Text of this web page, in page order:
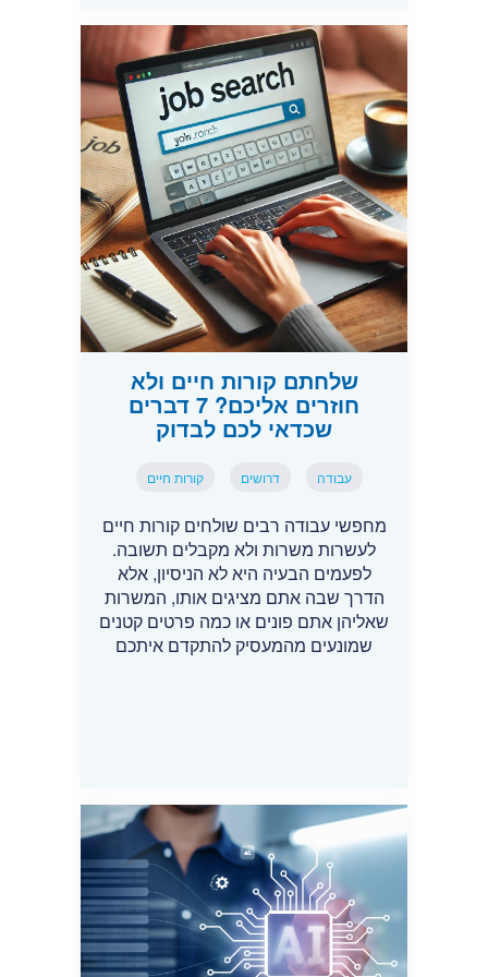
שלחתם קורות חיים ולא
חוזרים אליכם? 7 דברים
שכדאי לכם לבדוק
עבודה דרושים קורות חיים
מחפשי עבודה רבים שולחים קורות חיים
לעשרות משרות ולא מקבלים תשובה.
לפעמים הבעיה היא לא הניסיון, אלא
הדרך שבה אתם מציגים אותו, המשרות
שאליהן אתם פונים או כמה פרטים קטנים
שמונעים מהמעסיק להתקדם איתכם